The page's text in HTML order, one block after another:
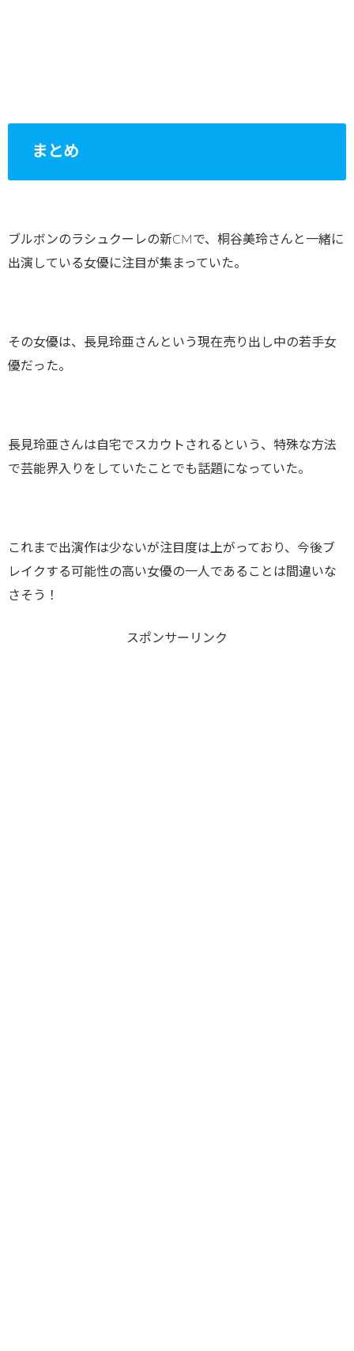
まとめ
ブルボンのラシュクーレの新CMで、桐谷美玲さんと一緒に
出演している女優に注目が集まっていた。
その女優は、長見玲亜さんという現在売り出し中の若手女
優だった。
長見玲亜さんは自宅でスカウトされるという、特殊な方法
で芸能界入りをしていたことでも話題になっていた。
これまで出演作は少ないが注目度は上がっており、今後ブ
レイクする可能性の高い女優の一人であることは間違いな
さそう！
スポンサーリンク